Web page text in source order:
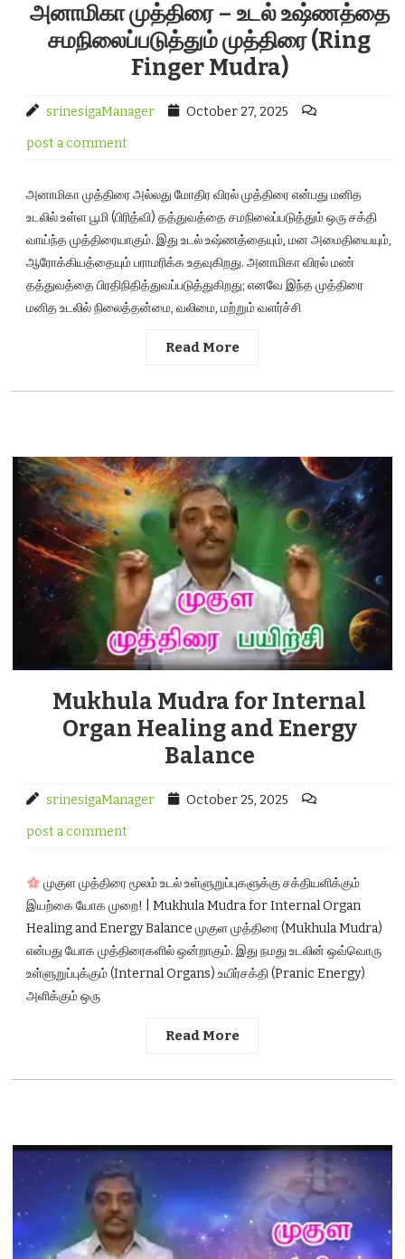
அனாமிகா முத்திரை – உடல் உஷ்ணத்தை
சமநிலைப்படுத்தும் முத்திரை (Ring
Finger Mudra)
srinesigaManager October 27, 2025
post a comment
அனாமிகா முத்திரை அல்லது மோதிர விரல் முத்திரை என்பது மனித
உடலில் உள்ள பூமி (பிரித்வி) தத்துவத்தை சமநிலைப்படுத்தும் ஒரு சக்தி
வாய்ந்த முத்திரையாகும். இது உடல் உஷ்ணத்தையும், மன அமைதியையும்,
ஆரோக்கியத்தையும் பராமரிக்க உதவுகிறது. அனாமிகா விரல் மண்
தத்துவத்தை பிரதிநிதித்துவப்படுத்துகிறது; எனவே இந்த முத்திரை
மனித உடலில் நிலைத்தன்மை, வலிமை, மற்றும் வளர்ச்சி
Read More
Mukhula Mudra for Internal
Organ Healing and Energy
Balance
srinesigaManager October 25, 2025
post a comment
முகுள முத்திரை மூலம் உடல் உள்ளுறுப்புகளுக்கு சக்தியளிக்கும்
இயற்கை யோக முறை! | Mukhula Mudra for Internal Organ
Healing and Energy Balance முகுள முத்திரை (Mukhula Mudra)
என்பது யோக முத்திரைகளில் ஒன்றாகும். இது நமது உடலின் ஒவ்வொரு
உள்ளுறுப்புக்கும் (Internal Organs) உயிர்சக்தி (Pranic Energy)
அளிக்கும் ஒரு
Read More